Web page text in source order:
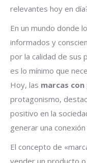
relevantes hoy en
En un mundo donde
informados y
por la calidad de sus
es lo mínimo que
Hoy, las marcas
protagonismo,
positivo en la
generar una
El concepto de
vender un producto